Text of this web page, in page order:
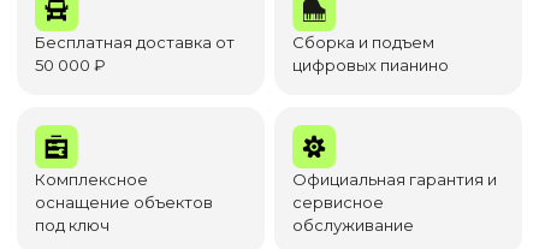
Бесплатная доставка от
50 000 ₽
Сборка и подъем
цифровых пианино
Комплексное
оснащение объектов
под ключ
Официальная гарантия и
сервисное
обслуживание